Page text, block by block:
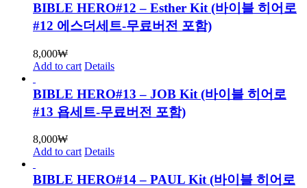
BIBLE HERO#12 – Esther Kit (바이블 히어로
#12 에스더세트-무료버전 포함)
8,000₩
Add to cart Details
BIBLE HERO#13 – JOB Kit (바이블 히어로
#13 욥세트-무료버전 포함)
8,000₩
Add to cart Details
BIBLE HERO#14 – PAUL Kit (바이블 히어로